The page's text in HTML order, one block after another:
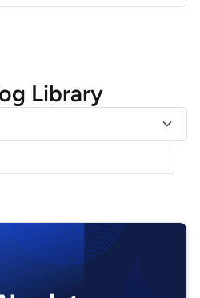
Library
ド名「Absolute Security」を発